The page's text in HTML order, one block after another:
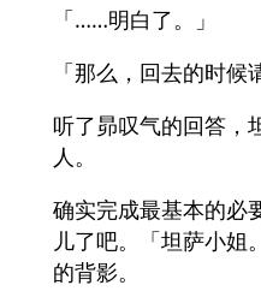
「……明白了。」
「那么，回去的时候
听了昴叹气的回答，
人。
确实完成最基本的必
儿了吧。「坦萨小姐
的背影。